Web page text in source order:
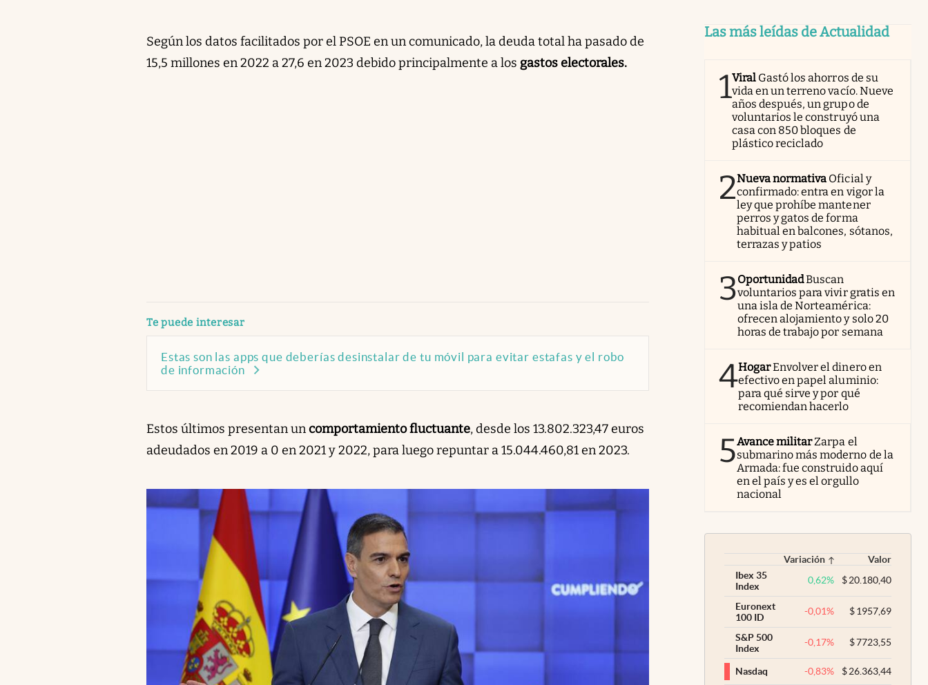
Según los datos facilitados por el PSOE en un comunicado, la deuda total ha pasado de
15,5 millones en 2022 a 27,6 en 2023 debido principalmente a los gastos electorales.
Te puede interesar
Estas son las apps que deberías desinstalar de tu móvil para evitar estafas y el robo
de información
abre en nueva pestaña
Estos últimos presentan uncomportamiento fluctuante, desde los 13.802.323,47 euros
adeudados en 2019 a 0 en 2021 y 2022, para luego repuntar a 15.044.460,81 en 2023.
Las más leídas de Actualidad
1Viral Gastó los ahorros de su
vida en un terreno vacío. Nueve
años después, un grupo de
voluntarios le construyó una
casa con 850 bloques de
plástico reciclado
2Nueva normativa Oficial y
confirmado: entra en vigor la
ley que prohíbe mantener
perros y gatos de forma
habitual en balcones, sótanos,
terrazas y patios
3OportunidadBuscan
voluntarios para vivir gratis en
una isla de Norteamérica:
ofrecen alojamiento y solo 20
horas de trabajo por semana
4HogarEnvolver el dinero en
efectivo en papel aluminio:
para qué sirve y por qué
recomiendan hacerlo
5Avance militarZarpa el
submarino más moderno de la
Armada: fue construido aquí
en el país y es el orgullo
nacional
Variación
Valor
Ibex 35
Index
0,62% $20.180,40
Euronext
100 ID
-0,01% $1957,69
S&P 500
Index
-0,17% $7723,55
Nasdaq -0,83% $26.363,44